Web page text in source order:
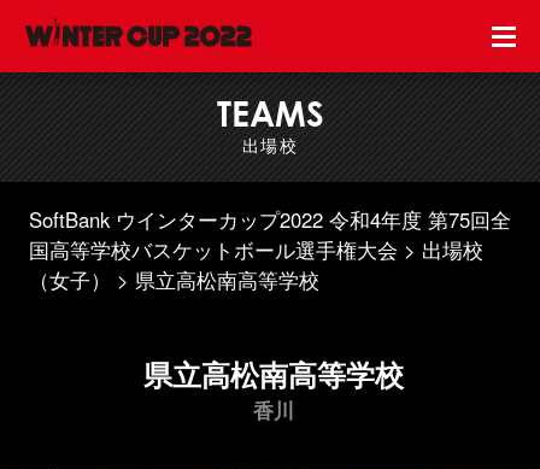
TEAMS
出場校
SoftBank ウインターカップ2022 令和4年度 第75回全
国高等学校バスケットボール選手権大会
出場校
（女子）
県立高松南高等学校
県立高松南高等学校
香川